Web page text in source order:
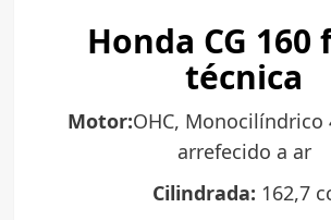
Honda CG 160
técnica
Motor:OHC, Monocilíndrico
arrefecido a ar
Cilindrada: 162,7